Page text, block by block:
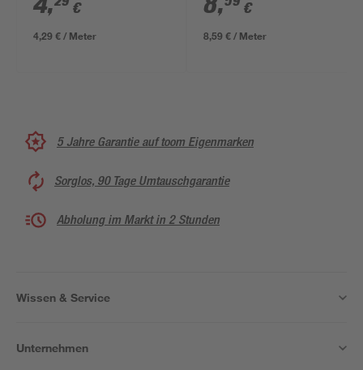
€
4,29 € / Meter
€
8,59 € / Meter
5 Jahre Garantie auf toom Eigenmarken
Sorglos, 90 Tage Umtauschgarantie
Abholung im Markt in 2 Stunden
Wissen & Service
Unternehmen